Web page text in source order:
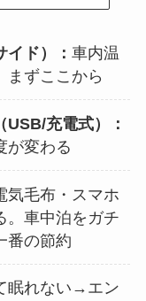
イド）：車内温
まずここから
充電式）：
が変わる
気毛布・スマホ
。車中泊をガチ
番の節約
眠れない→エン